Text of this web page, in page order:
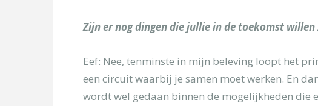
Zijn er nog dingen die jullie in de toekomst willen
Eef: Nee, tenminste in mijn beleving loopt het
een circuit waarbij je samen moet werken. En
wordt wel gedaan binnen de mogelijkheden die